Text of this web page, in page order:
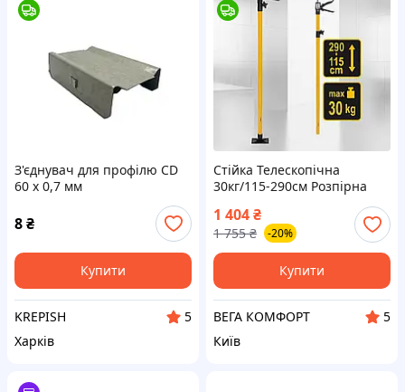
З'єднувач для профілю CD
60 х 0,7 мм
8₴
Купити
KREPISH
5
Харків
Стійка Телескопічна
30кг/115-290см Розпірна
Гіпсокартона
1 404₴
1 755 ₴ -20%
Купити
ВЕГА КОМФОРТ
5
Київ